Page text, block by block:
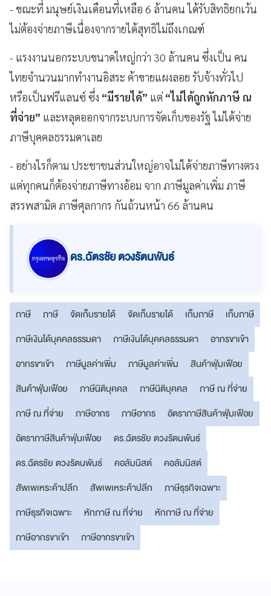
- ขณะที่ มนุษย์เงินเดือนที่เหลือ 6 ล้านคน ได้รับสิทธิยกเว้น
ไม่ต้องจ่ายภาษีเนื่องจากรายได้สุทธิไม่ถึงเกณฑ์
- แรงงานนอกระบบขนาดใหญ่กว่า 30 ล้านคน ซึ่งเป็น คน
ไทยจำนวนมากทำงานอิสระ ค้าขายแผงลอย รับจ้างทั่วไป
หรือเป็นฟรีแลนซ์ ซึ่ง “มีรายได้” แต่ “ไม่ได้ถูกหักภาษี ณ
ที่จ่าย” และหลุดออกจากระบบการจัดเก็บของรัฐ ไม่ได้จ่าย
ภาษีบุคคลธรรมดาเลย
- อย่างไรก็ตาม ประชาชนส่วนใหญ่อาจไม่ได้จ่ายภาษีทางตรง
แต่ทุกคนก็ต้องจ่ายภาษีทางอ้อม จาก ภาษีมูลค่าเพิ่ม ภาษี
สรรพสามิต ภาษีศุลกากร กันถ้วนหน้า 66 ล้านคน
ดร.ฉัตรชัย ตวงรัตนพันธ์
ภาษี ภาษี จัดเก็บรายได้ จัดเก็บรายได้ เก็บภาษี
เก็บภาษี
ภาษีเงินได้บุคคลธรรมดา
ภาษีเงินได้บุคคลธรรมดา
อากรขาเข้า
อากรขาเข้า
ภาษีมูลค่าเพิ่ม ภาษีมูลค่าเพิ่ม
สินค้าฟุ่มเฟือย
สินค้าฟุ่มเฟือย
ภาษีนิติบุคคล ภาษีนิติบุคคล
ภาษี ณ ที่จ่าย
ภาษี ณ ที่จ่าย
ภาษีอากร ภาษีอากร
อัตราภาษีสินค้าฟุ่มเฟือย
อัตราภาษีสินค้าฟุ่มเฟือย
ดร.ฉัตรชัย ตวงรัตนพันธ์
ดร.ฉัตรชัย ตวงรัตนพันธ์
คอลัมนิสต์
คอลัมนิสต์
สัพเพเหระค้าปลีก
สัพเพเหระค้าปลีก
ภาษีธุรกิจเฉพาะ
ภาษีธุรกิจเฉพาะ
หักภาษี ณ ที่จ่าย
หักภาษี ณ ที่จ่าย
ภาษีอากรขาเข้า
ภาษีอากรขาเข้า